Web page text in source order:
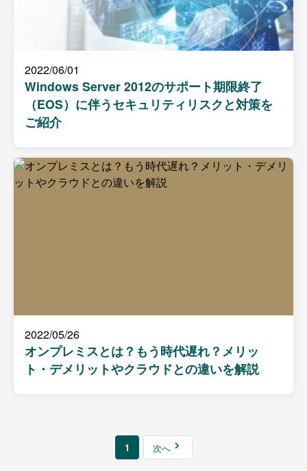
2022/06/01
Windows Server 2012のサポート期限終了
（EOS）に伴うセキュリティリスクと対策を
ご紹介
2022/05/26
オンプレミスとは？もう時代遅れ？メリッ
ト・デメリットやクラウドとの違いを解説
1 次へ